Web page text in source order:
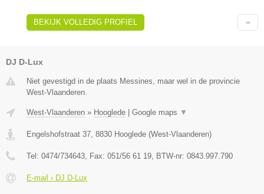
BEKIJK VOLLEDIG PROFIEL
DJ D-Lux
Niet gevestigd in de plaats Messines, maar wel in de provincie
West-Vlaanderen.
West-Vlaanderen » Hooglede Google maps ▼
Engelshofstraat 37 8830 Hooglede (West-Vlaanderen)
Tel: 0474/734643 , Fax: 051/56 61 19 , BTW-nr: 0843.997.790
E-mail › DJ D-Lux